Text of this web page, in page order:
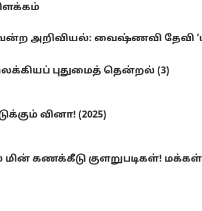
அறிவியல்: வைஷ்ணவி தேவி
புதுமைத் தென்றல் (3)
வினா! (2025)
மின் கணக்கீடு குளறுபடிகள்!